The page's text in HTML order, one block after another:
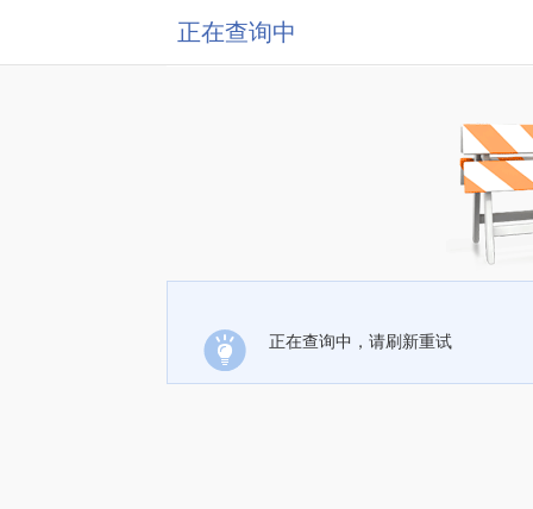
正在查询中
正在查询中，请刷新重试